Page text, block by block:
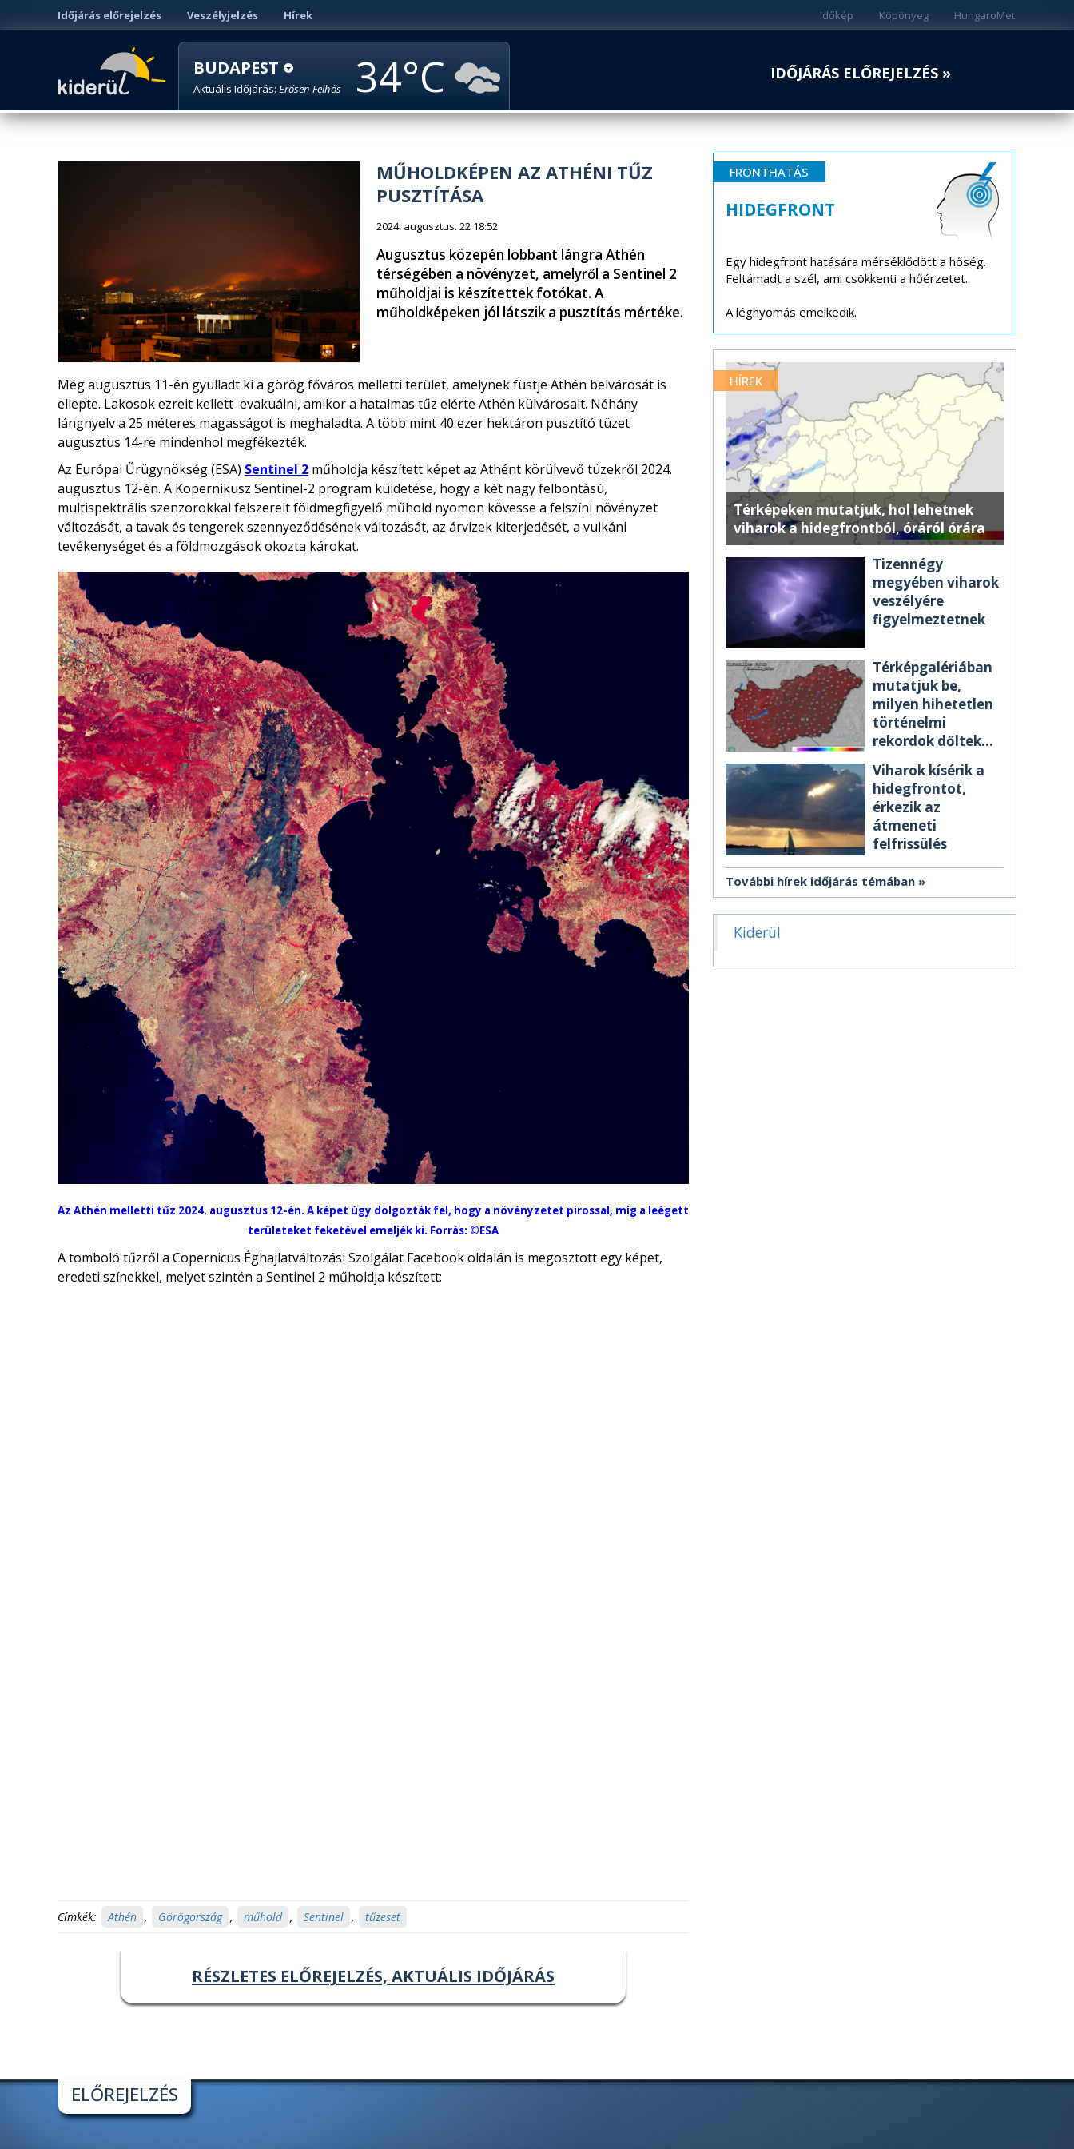
Időjárás előrejelzés Veszélyjelzés Hírek HungaroMet
Köpönyeg
Időkép
BUDAPEST
Aktuális Időjárás: Erősen Felhős 34 IDŐJÁRÁS ELŐREJELZÉS »
MŰHOLDKÉPEN AZ ATHÉNI TŰZ
PUSZTÍTÁSA
2024. augusztus. 22 18:52
Augusztus közepén lobbant lángra Athén
térségében a növényzet, amelyről a Sentinel 2
műholdjai is készítettek fotókat. A
műholdképeken jól látszik a pusztítás mértéke.
Még augusztus 11-én gyulladt ki a görög főváros melletti terület, amelynek füstje Athén belvárosát is
ellepte. Lakosok ezreit kellett evakuálni, amikor a hatalmas tűz elérte Athén külvárosait. Néhány
lángnyelv a 25 méteres magasságot is meghaladta. A több mint 40 ezer hektáron pusztító tüzet
augusztus 14-re mindenhol megfékezték.
Az Európai Űrügynökség (ESA) Sentinel 2 műholdja készített képet az Athént körülvevő tüzekről 2024.
augusztus 12-én. A Kopernikusz Sentinel-2 program küldetése, hogy a két nagy felbontású,
multispektrális szenzorokkal felszerelt földmegfigyelő műhold nyomon kövesse a felszíni növényzet
változását, a tavak és tengerek szennyeződésének változását, az árvizek kiterjedését, a vulkáni
tevékenységet és a földmozgások okozta károkat.
Az Athén melletti tűz 2024. augusztus 12-én. A képet úgy dolgozták fel, hogy a növényzetet pirossal, míg a leégett
területeket feketével emeljék ki. Forrás: ©ESA
A tomboló tűzről a Copernicus Éghajlatváltozási Szolgálat Facebook oldalán is megosztott egy képet,
eredeti színekkel, melyet szintén a Sentinel 2 műholdja készített:
Címkék: Athén , Görögország , műhold , Sentinel , tűzeset
RÉSZLETES ELŐREJELZÉS, AKTUÁLIS IDŐJÁRÁS
FRONTHATÁS
HIDEGFRONT
Egy hidegfront hatására mérséklődött a hőség.
Feltámadt a szél, ami csökkenti a hőérzetet.
A légnyomás emelkedik.
HÍREK
Térképeken mutatjuk, hol lehetnek
viharok a hidegfrontból, óráról órára
Tizennégy
megyében viharok
veszélyére
figyelmeztetnek
Térképgalériában
mutatjuk be,
milyen hihetetlen
történelmi
rekordok dőltek
Viharok kísérik a
hidegfrontot,
érkezik az
átmeneti
felfrissülés
További hírek időjárás témában
Kiderül
ELŐREJELZÉS